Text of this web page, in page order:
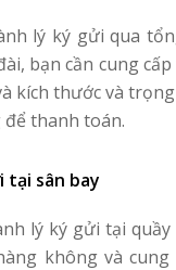
lý ký gửi qua
bạn cần cung
kích thước và
thanh toán.
tại sân bay
lý ký gửi tại
không và